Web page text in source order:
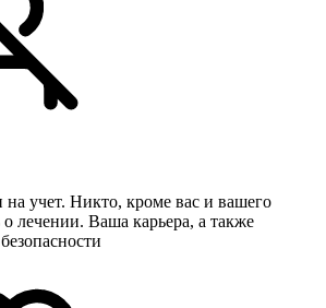
учет. Никто, кроме вас и вашего
о лечении. Ваша карьера, а также